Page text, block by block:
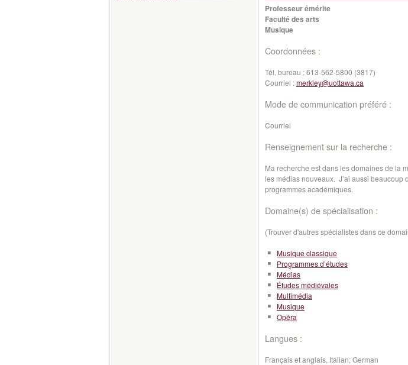
Professeur émérite
Faculté des arts
Musique
Coordonnées :
Tél. bureau :613-562-5800 (3817)
Courriel :merkley@uottawa.ca
Mode de communication préféré :
Courriel
Renseignement sur la recherche :
Ma recherche est dans les domaines de la
les médias nouveaux. J’ai aussi beaucoup
programmes académiques.
Domaine(s) de spécialisation :
(Trouver d'autres spécialistes dans ce
Musique classique
Programmes d’études
Médias
Études médiévales
Multimédia
Musique
Opéra
Langues :
Français et anglais, Italian; German